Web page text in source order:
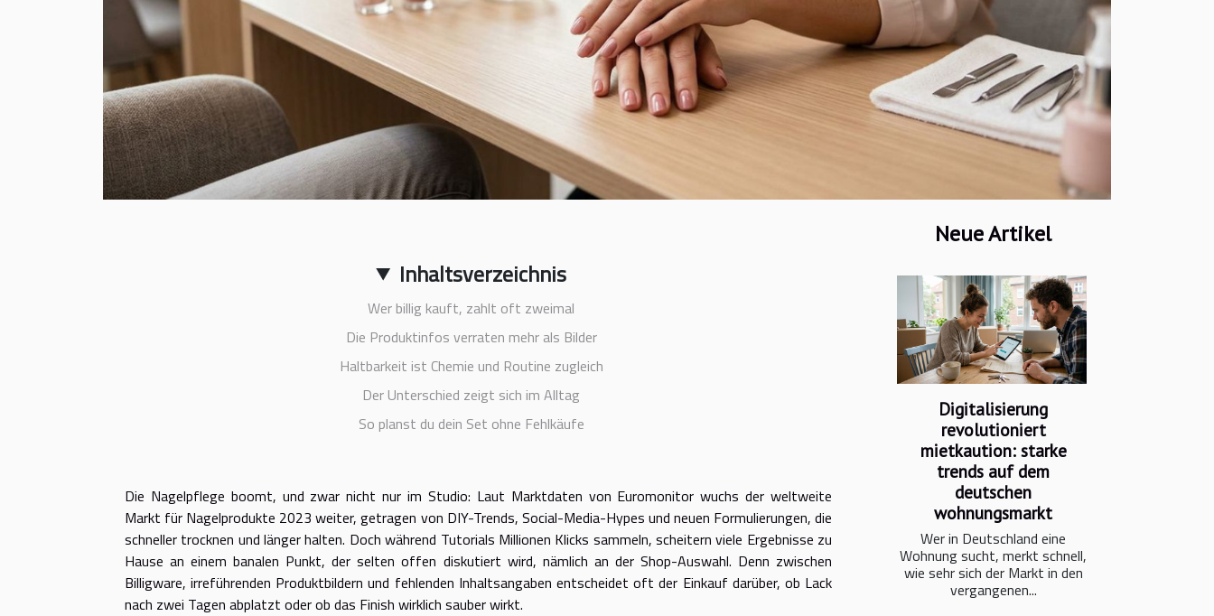
Inhaltsverzeichnis
Wer billig kauft, zahlt oft zweimal
Die Produktinfos verraten mehr als Bilder
Haltbarkeit ist Chemie und Routine zugleich
Der Unterschied zeigt sich im Alltag
So planst du dein Set ohne Fehlkäufe
Die Nagelpflege boomt, und zwar nicht nur im Studio: Laut Marktdaten von Euromonitor wuchs der weltweite
Markt für Nagelprodukte 2023 weiter, getragen von DIY-Trends, Social-Media-Hypes und neuen Formulierungen, die
schneller trocknen und länger halten. Doch während Tutorials Millionen Klicks sammeln, scheitern viele Ergebnisse zu
Hause an einem banalen Punkt, der selten offen diskutiert wird, nämlich an der Shop-Auswahl. Denn zwischen
Billigware, irreführenden Produktbildern und fehlenden Inhaltsangaben entscheidet oft der Einkauf darüber, ob Lack
nach zwei Tagen abplatzt oder ob das Finish wirklich sauber wirkt.
Neue Artikel
Digitalisierung
revolutioniert
mietkaution: starke
trends auf dem
deutschen
wohnungsmarkt
Wer in Deutschland eine
Wohnung sucht, merkt schnell,
wie sehr sich der Markt in den
vergangenen...